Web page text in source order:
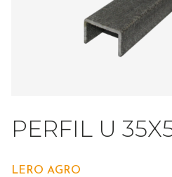
PERFIL U
LERO AGRO